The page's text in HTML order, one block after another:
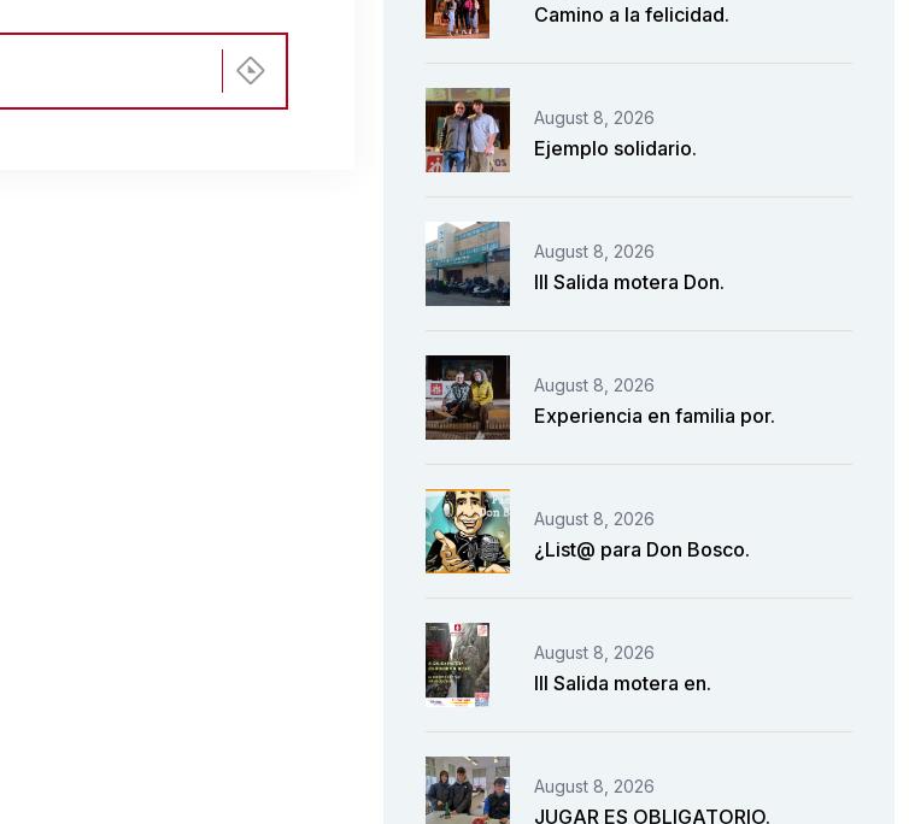
Camino a la felicidad.
August 8, 2026
Ejemplo solidario.
August 8, 2026
III Salida motera Don.
August 8, 2026
Experiencia en familia por.
August 8, 2026
¿List@ para Don Bosco.
August 8, 2026
III Salida motera en.
August 8, 2026
JUGAR ES OBLIGATORIO.